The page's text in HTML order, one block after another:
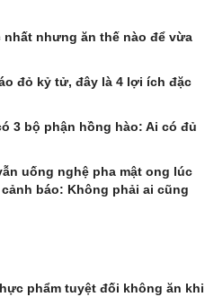
nhưng ăn thế nào để vừa
đỏ kỷ tử, đây là 4 lợi ích đặc
3 bộ phận hồng hào: Ai có đủ
uống nghệ pha mật ong lúc
báo: Không phải ai cũng
phẩm tuyệt đối không ăn khi